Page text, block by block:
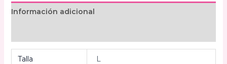
Información adicional
Talla L